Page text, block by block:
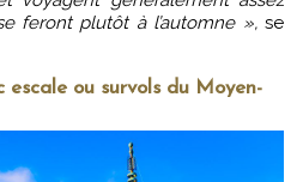
feront plutôt à l’automne »,se
escale ou survols du Moyen-